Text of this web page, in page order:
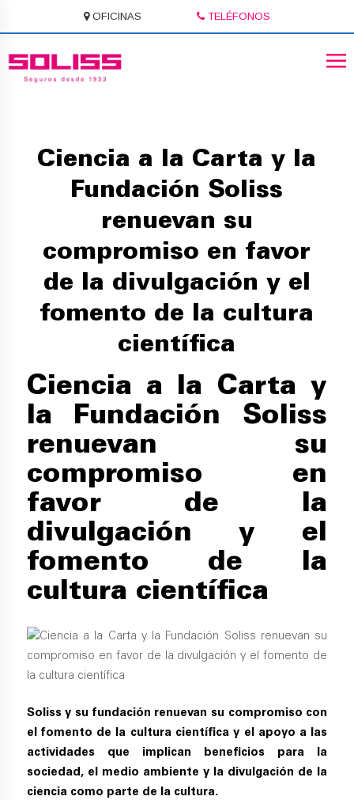
OFICINAS TELÉFONOS
Ciencia a la Carta y la
Fundación Soliss
renuevan su
compromiso en favor
de la divulgación y el
fomento de la cultura
científica
Ciencia a la Carta y
la Fundación Soliss
renuevan su
compromiso en
favor de la
divulgación y el
fomento de la
cultura científica
Soliss y su fundación renuevan su compromiso con
el fomento de la cultura científica y el apoyo a las
actividades que implican beneficios para la
sociedad, el medio ambiente y la divulgación de la
ciencia como parte de la cultura.